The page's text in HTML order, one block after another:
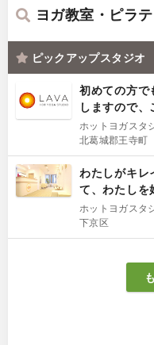
ヨガ教室・ピラ
ピックアップスタジオ
初めての方で
しますので、
ホットヨガスタ
北葛城郡王寺町
わたしがキレ
て、わたしを
ホットヨガスタ
下京区